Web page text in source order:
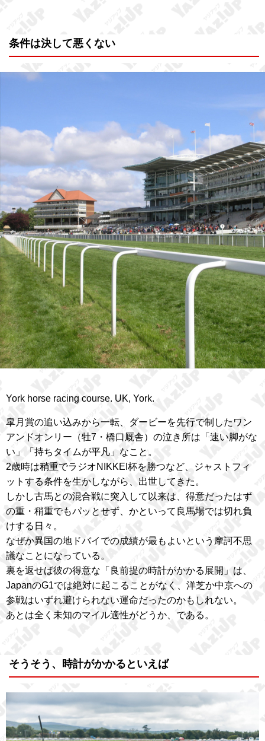
条件は決して悪くない
York horse racing course. UK, York.
皐月賞の追い込みから一転、ダービーを先行で制したワン
アンドオンリー（牡7・橋口厩舎）の泣き所は「速い脚がな
い」「持ちタイムが平凡」なこと。
2歳時は稍重でラジオNIKKEI杯を勝つなど、ジャストフィ
ットする条件を生かしながら、出世してきた。
しかし古馬との混合戦に突入して以来は、得意だったはず
の重・稍重でもパッとせず、かといって良馬場では切れ負
けする日々。
なぜか異国の地ドバイでの成績が最もよいという摩訶不思
議なことになっている。
裏を返せば彼の得意な「良前提の時計がかかる展開」は、
JapanのG1では絶対に起こることがなく、洋芝か中京への
参戦はいずれ避けられない運命だったのかもしれない。
あとは全く未知のマイル適性がどうか、である。
そうそう、時計がかかるといえば